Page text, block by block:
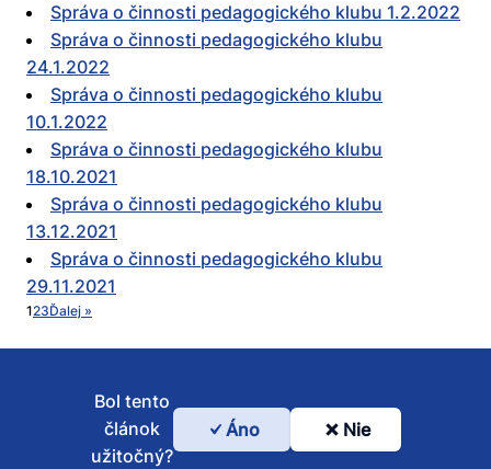
Správa o činnosti pedagogického klubu 1.2.2022
Správa o činnosti pedagogického klubu
24.1.2022
Správa o činnosti pedagogického klubu
10.1.2022
Správa o činnosti pedagogického klubu
18.10.2021
Správa o činnosti pedagogického klubu
13.12.2021
Správa o činnosti pedagogického klubu
29.11.2021
123Ďalej »
Bol
Bol tento
článok
užitočný?
Áno Nie